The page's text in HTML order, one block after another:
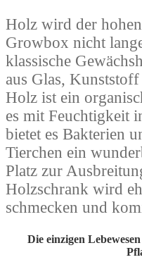
Holz wird der
Growbox nicht
klassische
aus Glas,
Holz ist ein
es mit Feuchtigkeit
bietet es Bakterien
Tierchen ein
Platz zur
Holzschrank wird
schmecken und
Die einzigen